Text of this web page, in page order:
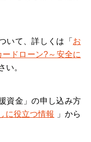
いて、詳しくは「 お
ドローン?～安全に
い。
資金」の申し込み方
に役立つ情報
」から